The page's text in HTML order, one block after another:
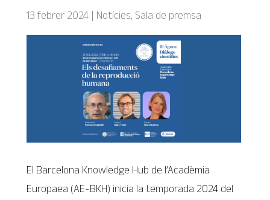
13 febrer 2024 Notícies, Sala de premsa
El Barcelona Knowledge Hub de l’Acadèmia
Europaea (AE-BKH) inicia la temporada 2024 del